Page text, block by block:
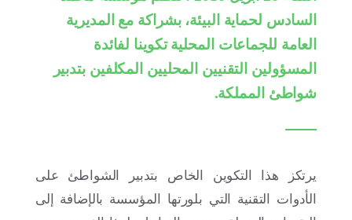
لرصد حصيلة 2025-2026 ورسم آفاق 2026-2027
السادس لحماية البيئة، بشراكة مع المديرية
العامة للجماعات المحلية تكوينا لفائدة
المسؤولين التقنيين المحليين المكلفين بتدبير
شواطئ المملكة.
يرتكز هذا التكوين الخاص بتدبير الشواطئ على
الأدوات التقنية التي بلورتها المؤسسة بالإضافة إلى